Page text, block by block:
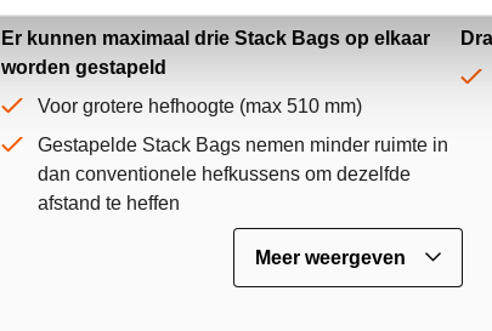
Er kunnen maximaal drie Stack Bags op elkaar
worden gestapeld
Voor grotere hefhoogte (max 510 mm)
Gestapelde Stack Bags nemen minder ruimte in
dan conventionele hefkussens om dezelfde
afstand te heffen
Meer weergeven